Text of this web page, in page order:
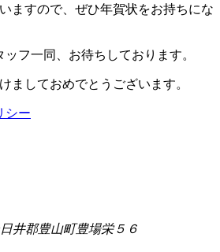
ますので、ぜひ年賀状をお持ちにな
フ一同、お待ちしております。
ましておめでとうございます。
シー
井郡豊山町豊場栄５６